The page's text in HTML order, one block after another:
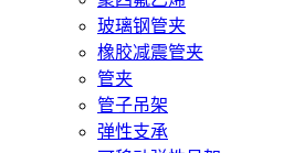
玻璃钢管夹
橡胶减震管夹
管夹
管子吊架
弹性支承